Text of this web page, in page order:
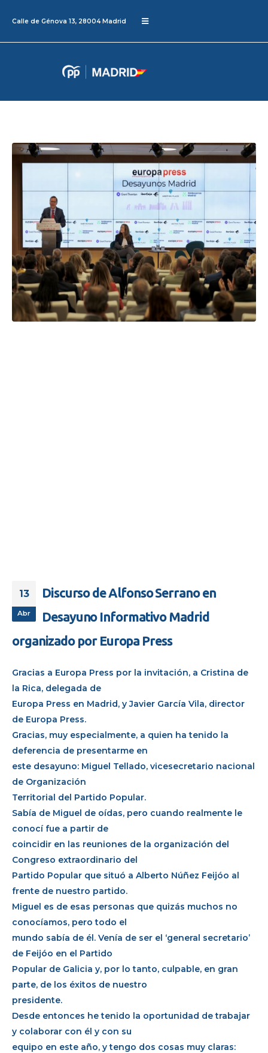
Calle de Génova 13, 28004 Madrid
13
Abr
Discurso de Alfonso Serrano en
Desayuno Informativo Madrid
organizado por Europa Press
Gracias a Europa Press por la invitación, a Cristina de
la Rica, delegada de
Europa Press en Madrid, y Javier García Vila, director
de Europa Press.
Gracias, muy especialmente, a quien ha tenido la
deferencia de presentarme en
este desayuno: Miguel Tellado, vicesecretario nacional
de Organización
Territorial del Partido Popular.
Sabía de Miguel de oídas, pero cuando realmente le
conocí fue a partir de
coincidir en las reuniones de la organización del
Congreso extraordinario del
Partido Popular que situó a Alberto Núñez Feijóo al
frente de nuestro partido.
Miguel es de esas personas que quizás muchos no
conocíamos, pero todo el
mundo sabía de él. Venía de ser el ‘general secretario’
de Feijóo en el Partido
Popular de Galicia y, por lo tanto, culpable, en gran
parte, de los éxitos de nuestro
presidente.
Desde entonces he tenido la oportunidad de trabajar
y colaborar con él y con su
equipo en este año, y tengo dos cosas muy claras: